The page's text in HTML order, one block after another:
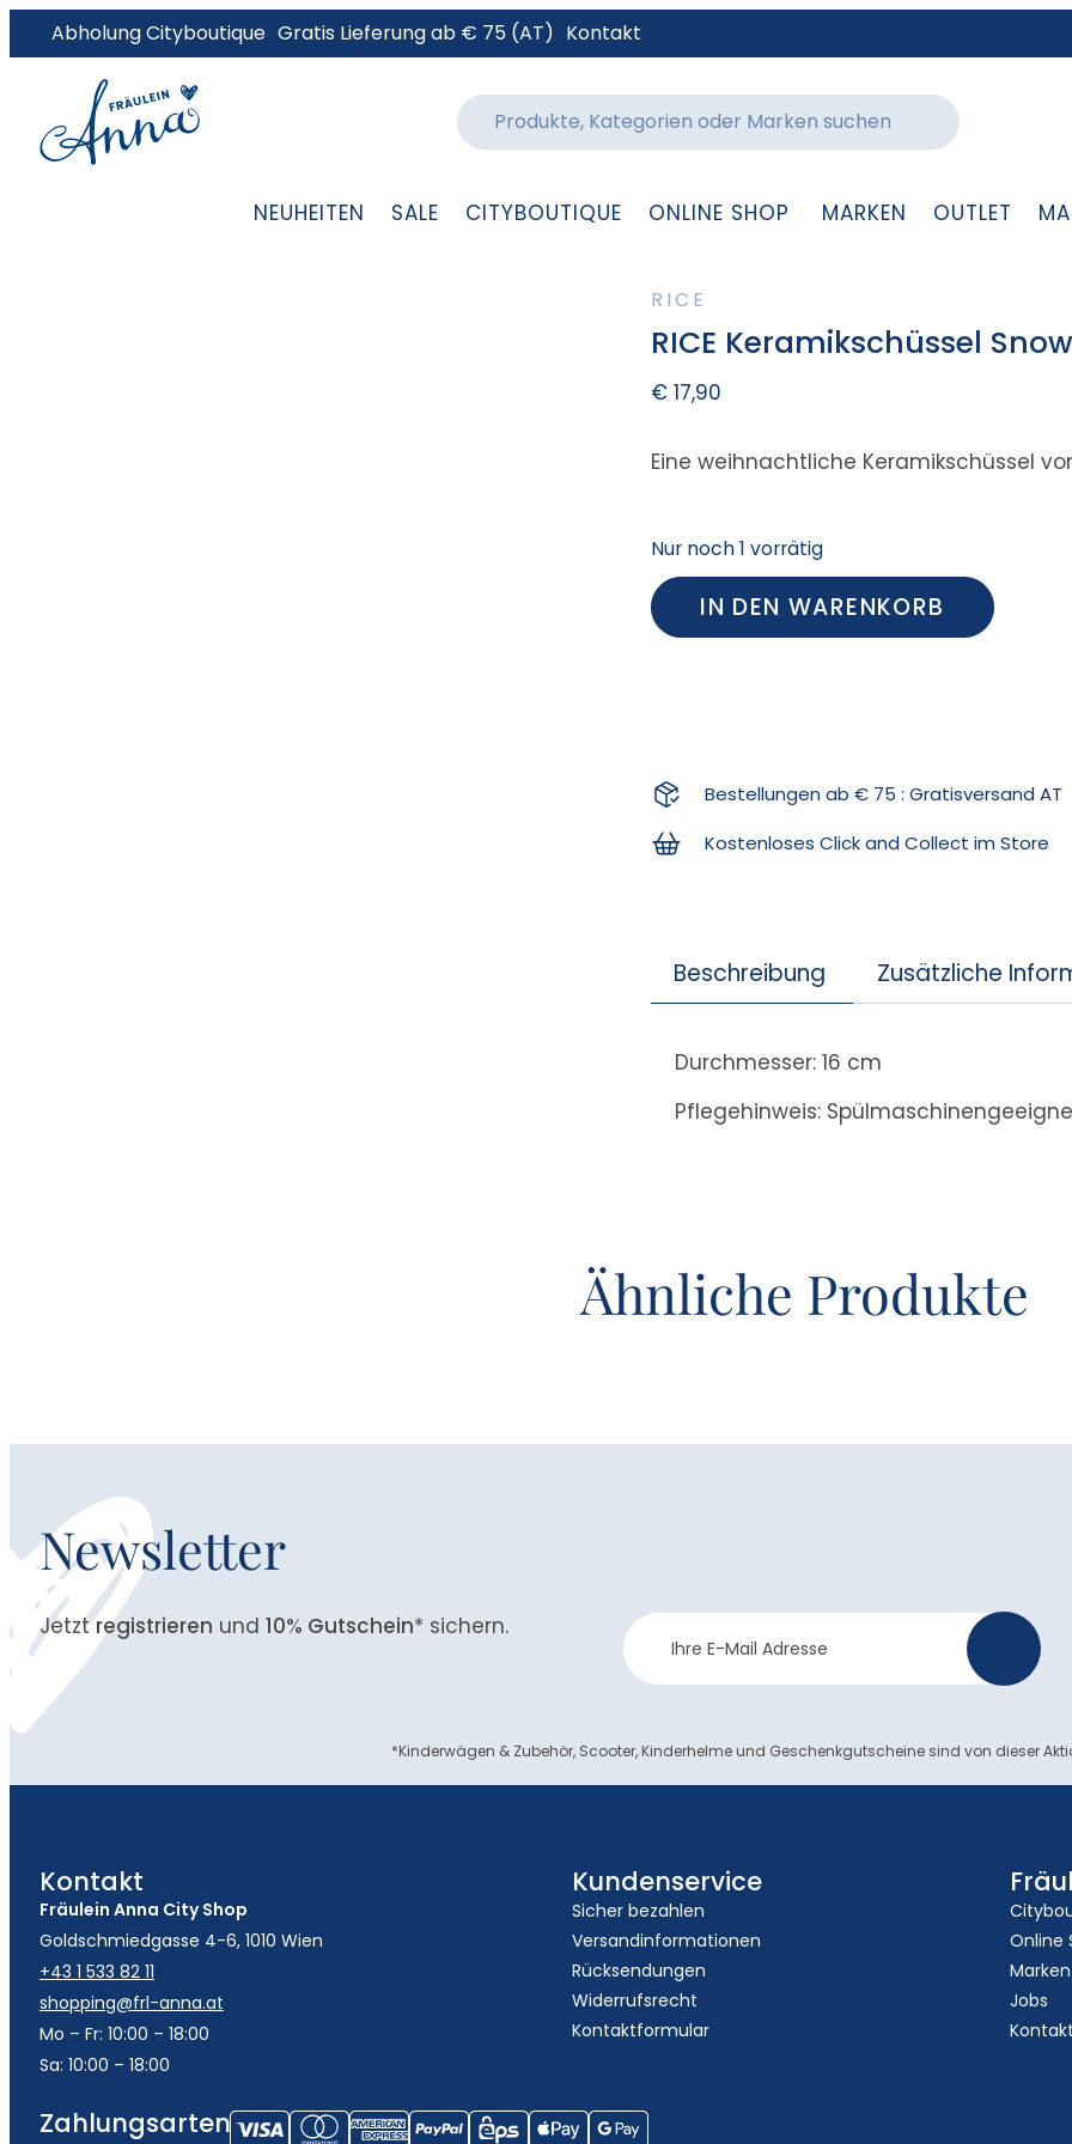
Abholung Cityboutique Gratis Lieferung ab € 75 (AT) Kontakt
NEUHEITEN SALE CITYBOUTIQUE ONLINE SHOP MARKEN OUTLET
RICE
RICE Keramikschüssel
€ 17,90
Eine weihnachtliche Keramikschüssel
Nur noch 1 vorrätig
IN DEN WARENKORB
Bestellungen ab € 75 : Gratisversand AT
Kostenloses Click and Collect im Store
Beschreibung Zusätzliche
Durchmesser: 16 cm
Pflegehinweis:
Ähnliche Produkte
Newsletter
Jetztregistrieren und 10% Gutschein* sichern.
Newsletter
Anmeldung
*Kinderwägen & Zubehör, Scooter, Kinderhelme und Geschenkgutscheine sind von dieser
Kontakt
Fräulein Anna City Shop
Goldschmiedgasse 4-6, 1010 Wien
+43 1 533 82 11
shopping@frl-anna.at
Mo – Fr: 10:00 – 18:00
Sa: 10:00 – 18:00
Kundenservice
Sicher bezahlen
Versandinformationen
Rücksendungen
Widerrufsrecht
Kontaktformular
Online
Marken
Jobs
Kontakt
Zahlungsarten